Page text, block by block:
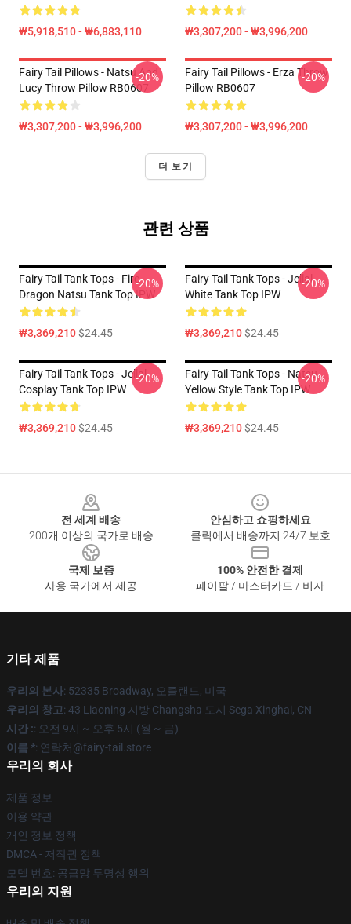
₩5,918,510 - ₩6,883,110 ₩3,307,200 - ₩3,996,200
Fairy Tail Pillows - Natsu And
Lucy Throw Pillow RB0607
₩3,307,200 - ₩3,996,200
-20%
Fairy Tail Pillows - Erza Throw
Pillow RB0607
₩3,307,200 - ₩3,996,200
-20%
더 보기
관련 상품
Fairy Tail Tank Tops - Fire
Dragon Natsu Tank Top IPW
₩3,369,210$24.45
-20%
Fairy Tail Tank Tops - Jellal
White Tank Top IPW
₩3,369,210$24.45
-20%
Fairy Tail Tank Tops - Jellal
Cosplay Tank Top IPW
₩3,369,210$24.45
-20%
Fairy Tail Tank Tops - Natsu
Yellow Style Tank Top IPW
₩3,369,210$24.45
-20%
전 세계 배송
200개 이상의 국가로 배송
안심하고 쇼핑하세요
클릭에서 배송까지 24/7 보호
국제 보증
사용 국가에서 제공
100% 안전한 결제
페이팔 / 마스터카드 / 비자
기타 제품
우리의 본사: 52335 Broadway, 오클랜드, 미국
우리의 창고: 43 Liaoning 지방 Changsha 도시 Sega Xinghai, CN
시간 :: 오전 9시 ~ 오후 5시 (월 ~ 금)
이름 *: 연락처@fairy-tail.store
우리의 회사
제품 정보
이용 약관
개인 정보 정책
DMCA - 저작권 정책
모델 번호: 공급망 투명성 행위
우리의 지원